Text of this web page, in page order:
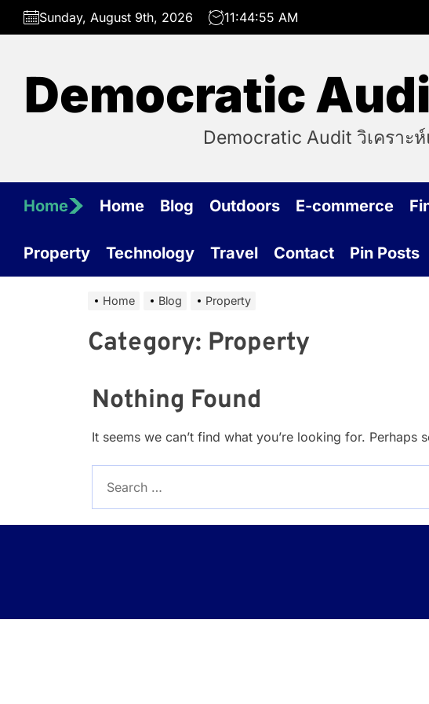
Skip
Sunday, August 9th, 2026 11:44:55 AM
Democratic
Democratic Audit วิเคราะ
Home Home Blog Outdoors E-commerce
Property Technology Travel Contact Pin Posts
Home Blog Property
Category: Property
Nothing Found
It seems we can’t find what you’re looking for. Perhaps
for: